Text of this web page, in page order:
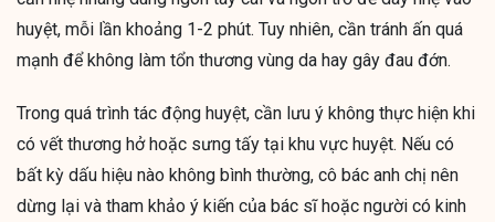
huyệt, mỗi lần khoảng 1-2 phút. Tuy nhiên, cần tránh ấn quá
mạnh để không làm tổn thương vùng da hay gây đau đớn.
Trong quá trình tác động huyệt, cần lưu ý không thực hiện khi
có vết thương hở hoặc sưng tấy tại khu vực huyệt. Nếu có
bất kỳ dấu hiệu nào không bình thường, cô bác anh chị nên
dừng lại và tham khảo ý kiến của bác sĩ hoặc người có kinh